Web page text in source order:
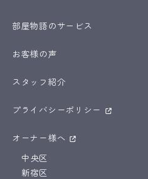
部屋物語のサービス
お客様の声
スタッフ紹介
プライバシーポリシー
オーナー様へ
中央区
新宿区